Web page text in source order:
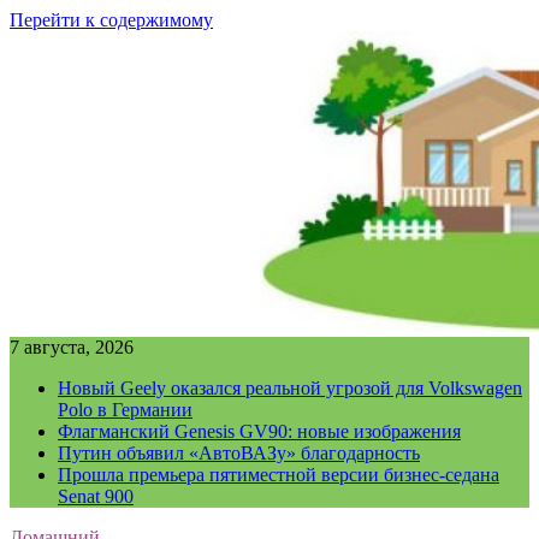
Перейти к содержимому
7 августа, 2026
Новый Geely оказался реальной угрозой для Volkswagen
Polo в Германии
Флагманский Genesis GV90: новые изображения
Путин объявил «АвтоВАЗу» благодарность
Прошла премьера пятиместной версии бизнес-седана
Senat 900